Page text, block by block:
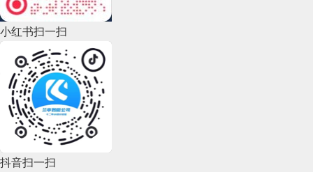
2022年9月(135)
2022年8月(60)
2022年7月(111)
2022年6月(162)
2022年5月(143)
2022年4月(86)
小红书扫一扫
抖音扫一扫